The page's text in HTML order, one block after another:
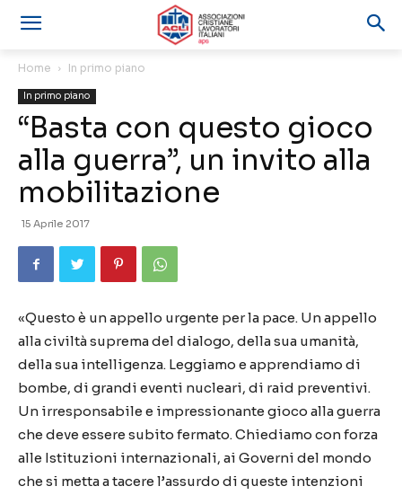
Home In primo piano
In primo piano
“Basta con questo gioco
alla guerra”, un invito alla
mobilitazione
15 Aprile 2017
«Questo è un appello urgente per la pace. Un appello
alla civiltà suprema del dialogo, della sua umanità,
della sua intelligenza. Leggiamo e apprendiamo di
bombe, di grandi eventi nucleari, di raid preventivi.
Un irresponsabile e impressionante gioco alla guerra
che deve essere subito fermato. Chiediamo con forza
alle Istituzioni internazionali, ai Governi del mondo
che si metta a tacere l’assurdo di queste intenzioni